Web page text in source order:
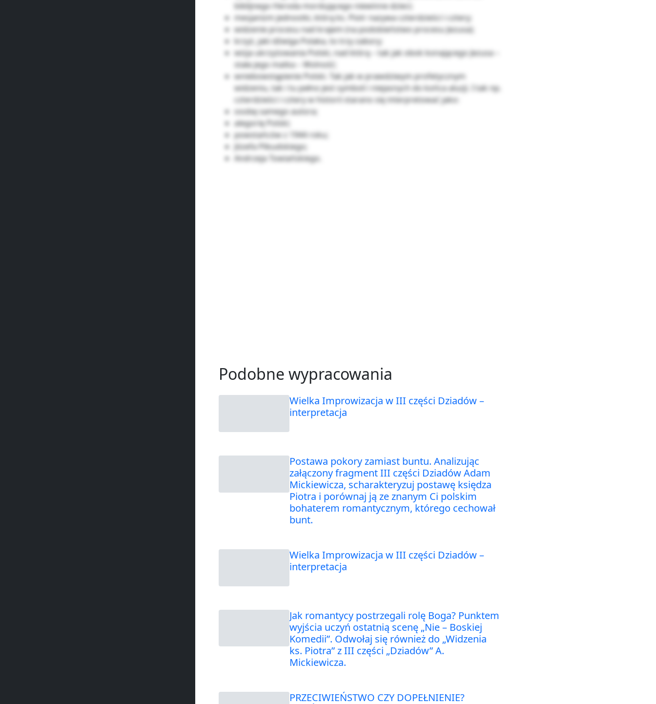
biblijnego Heroda mordującego niewinne dzieci;
mesjanizm jednostki, którą ks. Piotr nazywa czterdzieści i cztery;
widzenie procesu nad krajem (na podobieństwo procesu Jezusa);
krzyż, jaki dźwiga Polaka, to trzy zabory;
wizja ukrzyżowania Polski, nad którą – tak jak obok konającego Jezusa –
stała jego matka – Wolność;
wniebowstąpienie Polski. Tak jak w prawdziwym profetycznym
widzeniu, tak i tu pełno jest symboli i niejasnych do końca aluzji. I tak np.
czterdzieści i cztery w historii starano się interpretować jako:
osobę samego autora;
alegorię Polski;
powstańców z 1944 roku;
Józefa Piłsudskiego;
Andrzeja Towiańskiego.
Podobne wypracowania
Wielka Improwizacja w III części Dziadów –
interpretacja
Postawa pokory zamiast buntu. Analizując
załączony fragment III części Dziadów Adam
Mickiewicza, scharakteryzuj postawę księdza
Piotra i porównaj ją ze znanym Ci polskim
bohaterem romantycznym, którego cechował
bunt.
Wielka Improwizacja w III części Dziadów –
interpretacja
Jak romantycy postrzegali rolę Boga? Punktem
wyjścia uczyń ostatnią scenę „Nie – Boskiej
Komedii”. Odwołaj się również do „Widzenia
ks. Piotra” z III części „Dziadów” A.
Mickiewicza.
PRZECIWIEŃSTWO CZY DOPEŁNIENIE?